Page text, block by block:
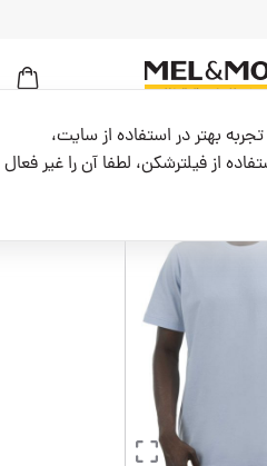
تجربه بهتر در استفاده از سایت،
از فیلترشکن، لطفا آن را غیر فعال
مردانه تیشرت مردانه